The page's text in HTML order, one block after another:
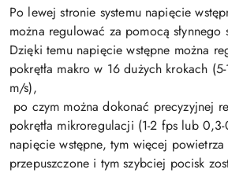
Po lewej stronie systemu napięcie
można regulować za pomocą słynnego
Dzięki temu napięcie wstępne można
pokrętła makro w 16 dużych krokach
m/s),
po czym można dokonać precyzyjnej
pokrętła mikroregulacji (1-2 fps lub
napięcie wstępne, tym więcej powietrza
przepuszczone i tym szybciej pocisk